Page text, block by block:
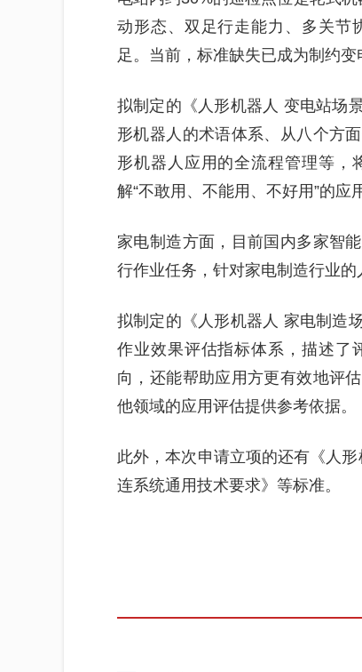
动形态、双足行走能力、多关节
足。当前，标准缺失已成为制约变
拟制定的《人形机器人 变电站场
形机器人的术语体系、从八个方
形机器人应用的全流程管理等，
解“不敢用、不能用、不好用”的应
家电制造方面，目前国内多家智
行作业任务，针对家电制造行业的
拟制定的《人形机器人 家电制造
作业效果评估指标体系，描述了
向，还能帮助应用方更有效地评
他领域的应用评估提供参考依据。
此外，本次申请立项的还有《人
连系统通用技术要求》等标准。